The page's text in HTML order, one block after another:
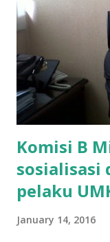
kerja sebagai
agar uang bisa
penarikan uang
dibenarkan oleh
diwawancarai.
terakh...
Komisi B
sosialisasi
pelaku
January 14, 2016